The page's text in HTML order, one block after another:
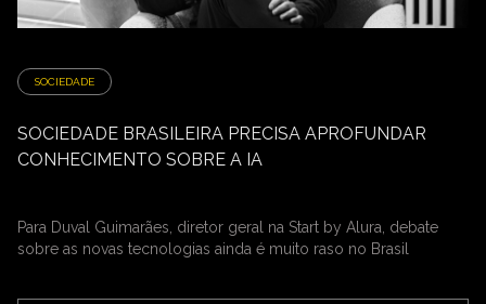
SOCIEDADE
SOCIEDADE BRASILEIRA PRECISA APROFUNDAR
CONHECIMENTO SOBRE A IA
Para Duval Guimarães, diretor geral na Start by Alura, debate
sobre as novas tecnologias ainda é muito raso no Brasil